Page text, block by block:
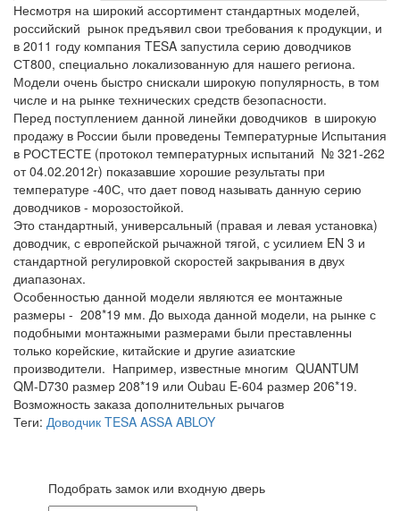
Несмотря на широкий ассортимент стандартных моделей,
российский рынок предъявил свои требования к продукции, и
в 2011 году компания TESA запустила серию доводчиков
СТ800, специально локализованную для нашего региона.
Модели очень быстро снискали широкую популярность, в том
числе и на рынке технических средств безопасности.
Перед поступлением данной линейки доводчиков в широкую
продажу в России были проведены Температурные Испытания
в РОСТЕСТЕ (протокол температурных испытаний № 321-262
от 04.02.2012г) показавшие хорошие результаты при
температуре -40С, что дает повод называть данную серию
доводчиков - морозостойкой.
Это стандартный, универсальный (правая и левая установка)
доводчик, с европейской рычажной тягой, с усилием EN 3 и
стандартной регулировкой скоростей закрывания в двух
диапазонах.
Особенностью данной модели являются ее монтажные
размеры - 208*19 мм. До выхода данной модели, на рынке с
подобными монтажными размерами были преставленны
только корейские, китайские и другие азиатские
производители. Например, известные многим QUANTUM
QM-D730 размер 208*19 или Oubau E-604 размер 206*19.
Возможность заказа дополнительных рычагов
Теги: Доводчик TESA ASSA ABLOY
Подобрать замок или входную дверь